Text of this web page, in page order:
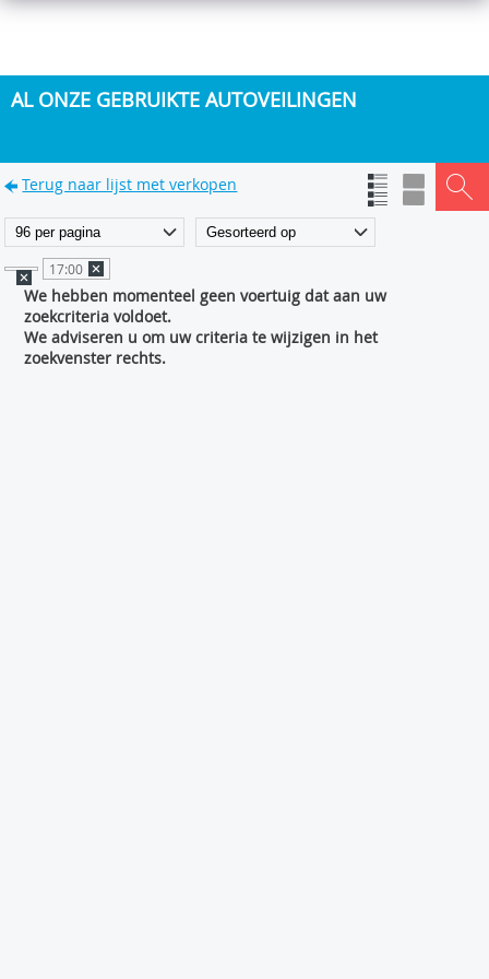
AL ONZE GEBRUIKTE AUTOVEILINGEN
Terug naar lijst met verkopen
17:00
We hebben momenteel geen voertuig dat aan uw
zoekcriteria voldoet.
We adviseren u om uw criteria te wijzigen in het
zoekvenster rechts.